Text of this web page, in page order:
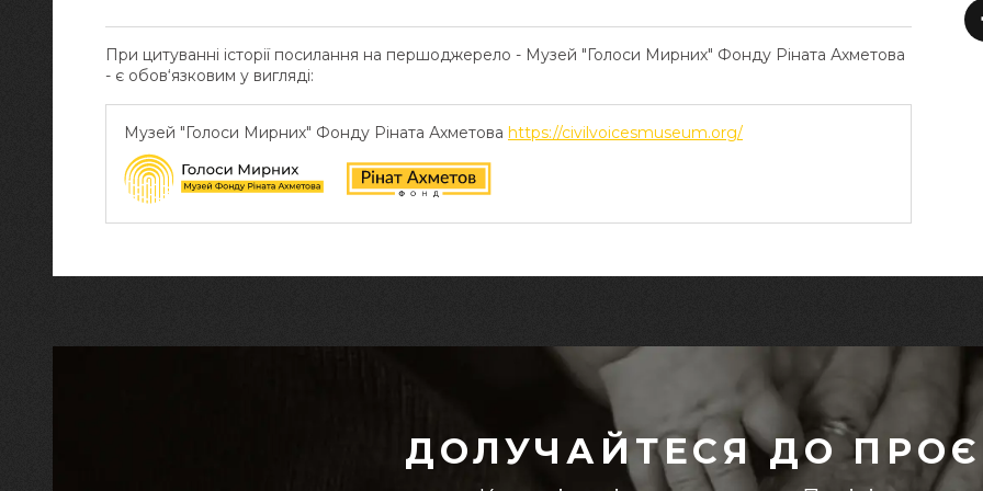
При цитуванні історії посилання на першоджерело - Музей "Голоси Мирних" Фонду Ріната Ахметова
- є обов‘язковим у вигляді:
Музей "Голоси Мирних" Фонду Ріната Ахметова https://civilvoicesmuseum.org/
ДОЛУЧАЙТЕСЯ ДО